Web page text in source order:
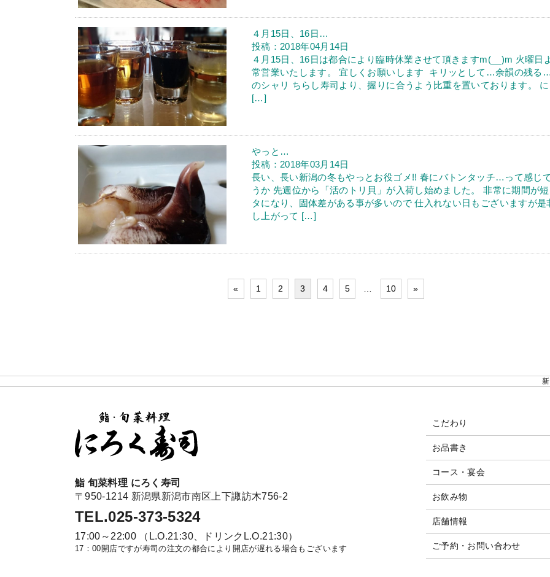
４月15日、16日…
投稿：2018年04月14日
４月15日、16日は都合により臨時休業させて頂きますm(__)m 火曜日
常営業いたします。 宜しくお願いします キリッとして…余韻の残る
のシャリ ちらし寿司より、握りに合うよう比重を置いております。 に
[…]
やっと…
投稿：2018年03月14日
長い、長い新潟の冬もやっとお役ゴメ!! 春にバトンタッチ…って感じ
うか 先週位から「活のトリ貝」が入荷し始めました。 非常に期間が
タになり、固体差がある事が多いので 仕入れない日もございますが是
し上がって […]
« 1 2 3 4 5 10 »
鮨 旬菜料理 にろく寿司
〒950-1214 新潟県新潟市南区上下諏訪木756-2
TEL.025-373-5324
17:00～22:00 （L.O.21:30、ドリンクL.O.21:30）
17：00開店ですが寿司の注文の都合により開店が遅れる場合もございます
こだわり
お品書き
コース・宴会
お飲み物
店舗情報
ご予約・お問い合わせ